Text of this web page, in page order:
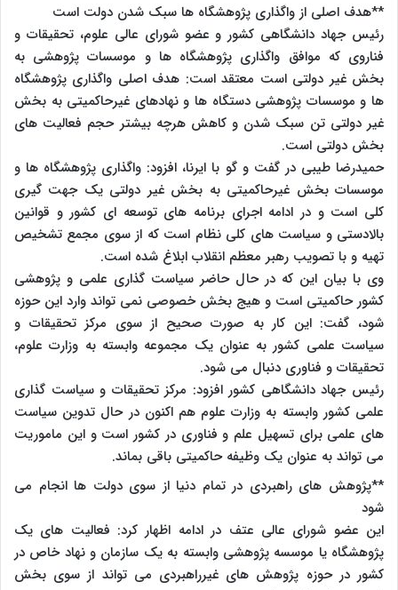
**هدف اصلی از واگذاری پژوهشگاه ها سبک شدن دولت است
رئیس جهاد دانشگاهی کشور و عضو شورای عالی علوم، تحقیقات و
فناروی که موافق واگذاری پژوهشگاه ها و موسسات پژوهشی به
بخش غیر دولتی است معتقد است: هدف اصلی واگذاری پژوهشگاه
ها و موسسات پژوهشی دستگاه ها و نهادهای غیرحاکمیتی به بخش
غیر دولتی تن سبک شدن و کاهش هرچه بیشتر حجم فعالیت های
بخش دولتی است.
حمیدرضا طیبی در گفت و گو با ایرنا، افزود: واگذاری پژوهشگاه ها و
موسسات بخش غیرحاکمیتی به بخش غیر دولتی یک جهت گیری
کلی است و در ادامه اجرای برنامه های توسعه ای کشور و قوانین
بالادستی و سیاست های کلی نظام است که از سوی مجمع تشخیص
تهیه و با تصویب رهبر معظم انقلاب ابلاغ شده است.
وی با بیان این که در حال حاضر سیاست گذاری علمی و پژوهشی
کشور حاکمیتی است و هیج بخش خصوصی نمی تواند وارد این حوزه
شود، گفت: این کار به صورت صحیح از سوی مرکز تحقیقات و
سیاست علمی کشور به عنوان یک مجموعه وابسته به وزارت علوم،
تحقیقات و فناوری دنبال می شود.
رئیس جهاد دانشگاهی کشور افزود: مرکز تحقیقات و سیاست گذاری
علمی کشور وابسته به وزارت علوم هم اکنون در حال تدوین سیاست
های علمی برای تسهیل علم و فناوری در کشور است و این ماموریت
می تواند به عنوان یک وظیفه حاکمیتی باقی بماند.
**پژوهش های راهبردی در تمام دنیا از سوی دولت ها انجام می
شود
این عضو شورای عالی عتف در ادامه اظهار کرد: فعالیت های یک
پژوهشگاه یا موسسه پژوهشی وابسته به یک سازمان و نهاد خاص در
کشور در حوزه پژوهش های غیرراهبردی می تواند از سوی بخش